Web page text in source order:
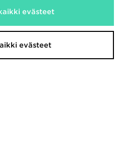
Nike Netherlands 2026 -
110,00€
evästeet
evästeet